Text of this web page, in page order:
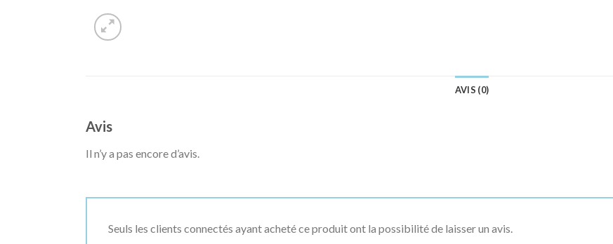
AVIS (0)
Avis
Il n’y a pas encore d’avis.
Seuls les clients connectés ayant acheté ce produit ont la possibilité de laisser un avis.